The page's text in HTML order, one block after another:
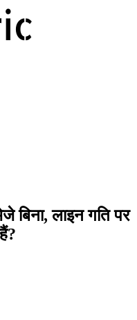
बिना, लाइन गति पर